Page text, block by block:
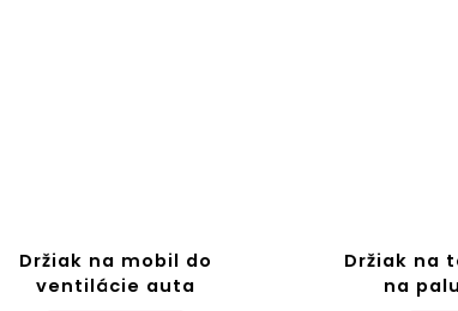
Držiak na mobil do
ventilácie auta
Držiak na
na